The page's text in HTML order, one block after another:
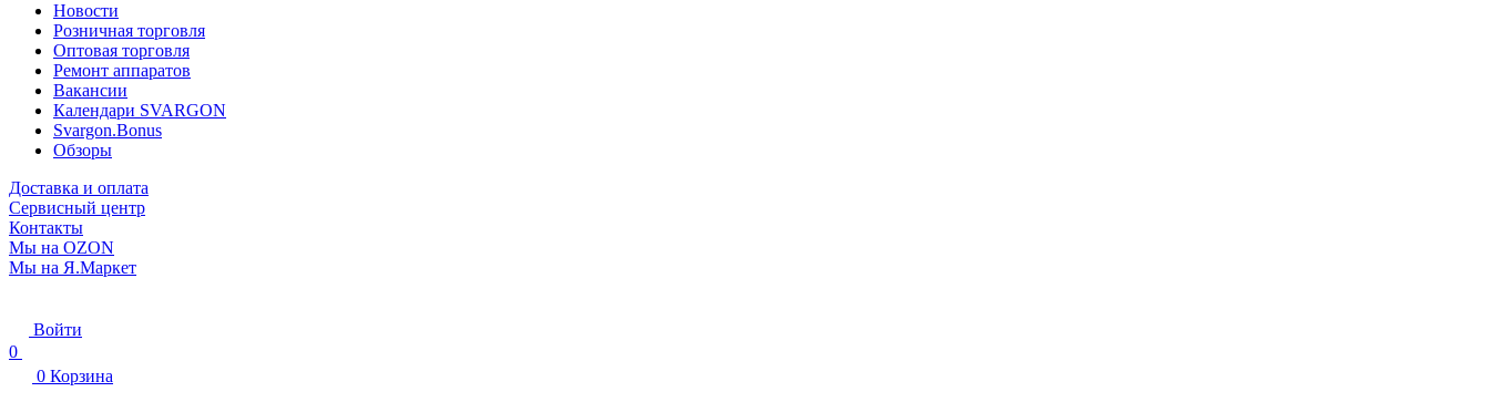
Новости
Розничная торговля
Оптовая торговля
Ремонт аппаратов
Вакансии
Календари SVARGON
Svargon.Bonus
Обзоры
Доставка и оплата
Сервисный центр
Контакты
Мы на OZON
Мы на Я.Маркет
Войти
0
0 Корзина